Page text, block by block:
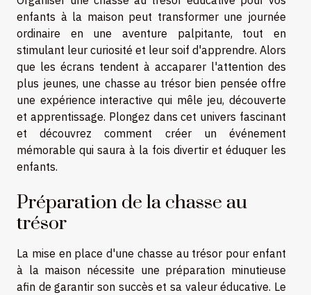
enfants à la maison peut transformer une journée
ordinaire en une aventure palpitante, tout en
stimulant leur curiosité et leur soif d'apprendre. Alors
que les écrans tendent à accaparer l'attention des
plus jeunes, une chasse au trésor bien pensée offre
une expérience interactive qui mêle jeu, découverte
et apprentissage. Plongez dans cet univers fascinant
et découvrez comment créer un événement
mémorable qui saura à la fois divertir et éduquer les
enfants.
Préparation de la chasse au
trésor
La mise en place d'une chasse au trésor pour enfant
à la maison nécessite une préparation minutieuse
afin de garantir son succès et sa valeur éducative. Le